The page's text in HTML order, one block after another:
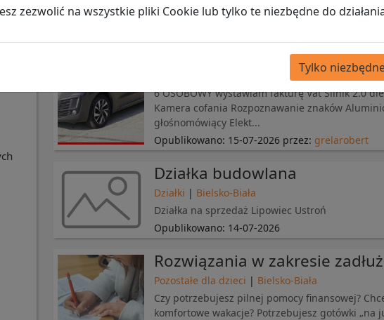
Citroen Jumpy 2.0 HDI 177
osobowy przebieg 178 tys.
tempomat hak 2000 kg
6 OSOBOWY wystawiam fakturę Vat Silnik 2.0
Kamera cofania Rozpoznawanie znaków
głośnomówiący Elekt...
Opublikowano: 15-07-2026 przez: grelarobert
Działka budowlana
Działki | Bielsko-Biała
Działka na sprzedaż Lipowiec Ustroń
Opublikowano: 14-07-2026
Rozwiązania w zakresie
Pozostałe dla dzieci | Bielsko-Biała
Czy potrzebujesz pilnej pomocy finansowej?
komfortowe wakacje? Potrzebujesz gotówki „na
zezwolić na wszystkie pliki Cookie lub tylko te niezbędne do
Tylko